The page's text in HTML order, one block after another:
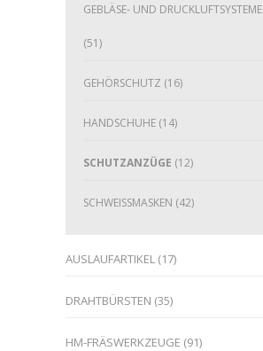
GEBLÄSE- UND DRUCKLUFTSYSTEME
(51)
GEHÖRSCHUTZ (16)
HANDSCHUHE (14)
SCHUTZANZÜGE (12)
SCHWEISSMASKEN (42)
AUSLAUFARTIKEL (17)
DRAHTBÜRSTEN (35)
HM-FRÄSWERKZEUGE (91)